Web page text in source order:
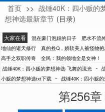
飞舞的流光
首页 >> 战锤40K：四小贩的
想神选最新章节 (目录)
大家在看 混在豪门泡妞的日子 肥水不流
地仙的诸天修行
真的拴Q，娇软美人被怪物
高手之双职传奇
全民：我的领地全是女神！
战锤40K：四小贩的梦想神选 飞舞的流光 -
小贩的梦想神选txt下载 - 战锤40K：四小贩
第256